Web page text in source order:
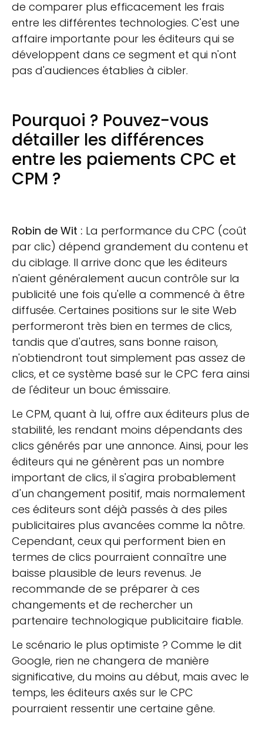
de comparer plus efficacement les frais
entre les différentes technologies. C'est une
affaire importante pour les éditeurs qui se
développent dans ce segment et qui n'ont
pas d'audiences établies à cibler.
Pourquoi ? Pouvez-vous
détailler les différences
entre les paiements CPC et
CPM ?
Robin de Wit : La performance du CPC (coût
par clic) dépend grandement du contenu et
du ciblage. Il arrive donc que les éditeurs
n'aient généralement aucun contrôle sur la
publicité une fois qu'elle a commencé à être
diffusée. Certaines positions sur le site Web
performeront très bien en termes de clics,
tandis que d'autres, sans bonne raison,
n'obtiendront tout simplement pas assez de
clics, et ce système basé sur le CPC fera ainsi
de l'éditeur un bouc émissaire.
Le CPM, quant à lui, offre aux éditeurs plus de
stabilité, les rendant moins dépendants des
clics générés par une annonce. Ainsi, pour les
éditeurs qui ne génèrent pas un nombre
important de clics, il s'agira probablement
d'un changement positif, mais normalement
ces éditeurs sont déjà passés à des piles
publicitaires plus avancées comme la nôtre.
Cependant, ceux qui performent bien en
termes de clics pourraient connaître une
baisse plausible de leurs revenus. Je
recommande de se préparer à ces
changements et de rechercher un
partenaire technologique publicitaire fiable.
Le scénario le plus optimiste ? Comme le dit
Google, rien ne changera de manière
significative, du moins au début, mais avec le
temps, les éditeurs axés sur le CPC
pourraient ressentir une certaine gêne.